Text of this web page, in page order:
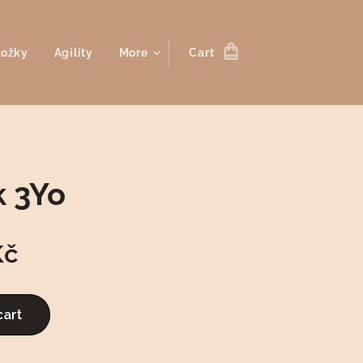
Agility More Cart
3Yo